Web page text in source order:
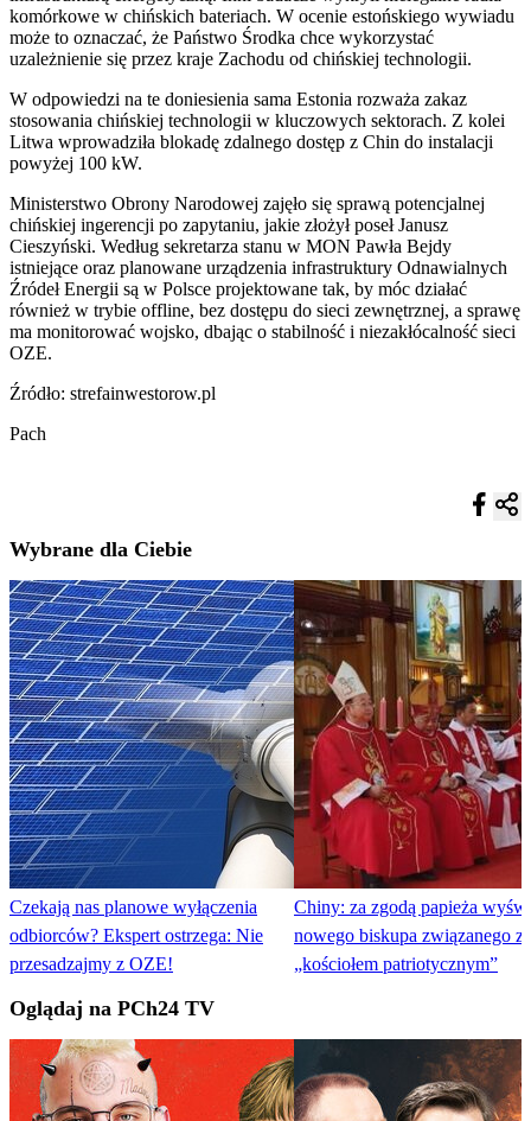
komórkowe w chińskich bateriach. W ocenie estońskiego wywiadu
może to oznaczać, że Państwo Środka chce wykorzystać
uzależnienie się przez kraje Zachodu od chińskiej technologii.
W odpowiedzi na te doniesienia sama Estonia rozważa zakaz
stosowania chińskiej technologii w kluczowych sektorach. Z kolei
Litwa wprowadziła blokadę zdalnego dostęp z Chin do instalacji
powyżej 100 kW.
Ministerstwo Obrony Narodowej zajęło się sprawą potencjalnej
chińskiej ingerencji po zapytaniu, jakie złożył poseł Janusz
Cieszyński. Według sekretarza stanu w MON Pawła Bejdy
istniejące oraz planowane urządzenia infrastruktury Odnawialnych
Źródeł Energii są w Polsce projektowane tak, by móc działać
również w trybie offline, bez dostępu do sieci zewnętrznej, a sprawę
ma monitorować wojsko, dbając o stabilność i niezakłócalność sieci
OZE.
Źródło: strefainwestorow.pl
Pach
Wybrane dla Ciebie
Czekają nas planowe wyłączenia
odbiorców? Ekspert ostrzega: Nie
przesadzajmy z OZE!
Chiny: za zgodą papieża
nowego biskupa związanego z
„kościołem patriotycznym”
Oglądaj na PCh24 TV